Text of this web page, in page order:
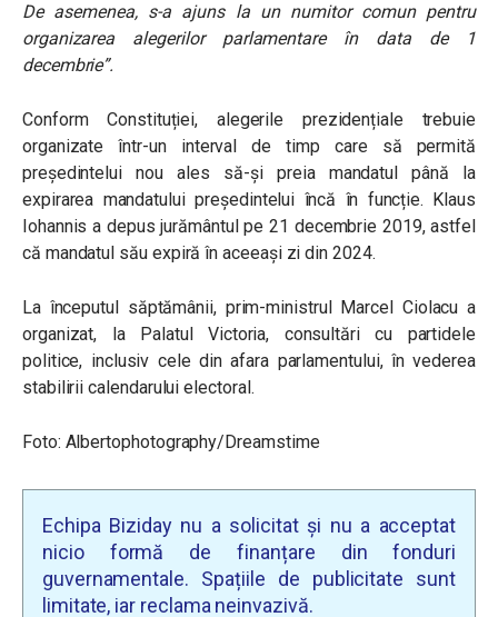
De asemenea, s-a ajuns la un numitor comun pentru
organizarea alegerilor parlamentare în data de 1
decembrie”.
Conform Constituției, alegerile prezidențiale trebuie
organizate într-un interval de timp care să permită
președintelui nou ales să-și preia mandatul până la
expirarea mandatului președintelui încă în funcție. Klaus
Iohannis a depus jurământul pe 21 decembrie 2019, astfel
că mandatul său expiră în aceeași zi din 2024.
La începutul săptămânii, prim-ministrul Marcel Ciolacu a
organizat, la Palatul Victoria, consultări cu partidele
politice, inclusiv cele din afara parlamentului, în vederea
stabilirii calendarului electoral.
Foto: Albertophotography/Dreamstime
Echipa Biziday nu a solicitat și nu a acceptat
nicio formă de finanțare din fonduri
guvernamentale. Spațiile de publicitate sunt
limitate, iar reclama neinvazivă.